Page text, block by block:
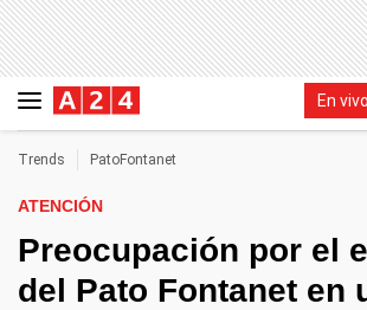
En vivo
Trends PatoFontanet
ATENCIÓN
Preocupación por el
del Pato Fontanet en